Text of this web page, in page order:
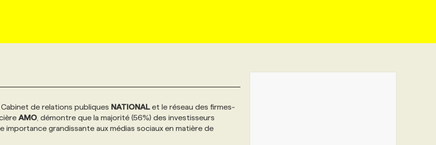
de relations publiques NATIONALet le réseau des firmes-
AMO , démontre que la majorité (56%) des investisseurs
grandissante aux médias sociaux en matière de